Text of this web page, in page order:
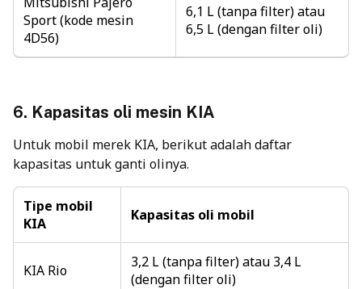
Sport (kode mesin
4D56)
6,1 L (tanpa filter) atau
6,5 L (dengan filter oli)
6. Kapasitas oli mesin KIA
Untuk mobil merek KIA, berikut adalah daftar
kapasitas untuk ganti olinya.
Tipe mobil
KIA
Kapasitas oli mobil
KIA Rio
3,2 L (tanpa filter) atau 3,4 L
(dengan filter oli)